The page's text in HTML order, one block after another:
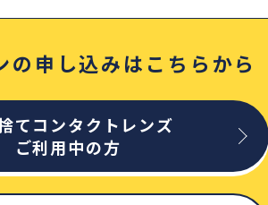
の申し込みはこちらから
てコンタクトレンズ
ご利用中の方